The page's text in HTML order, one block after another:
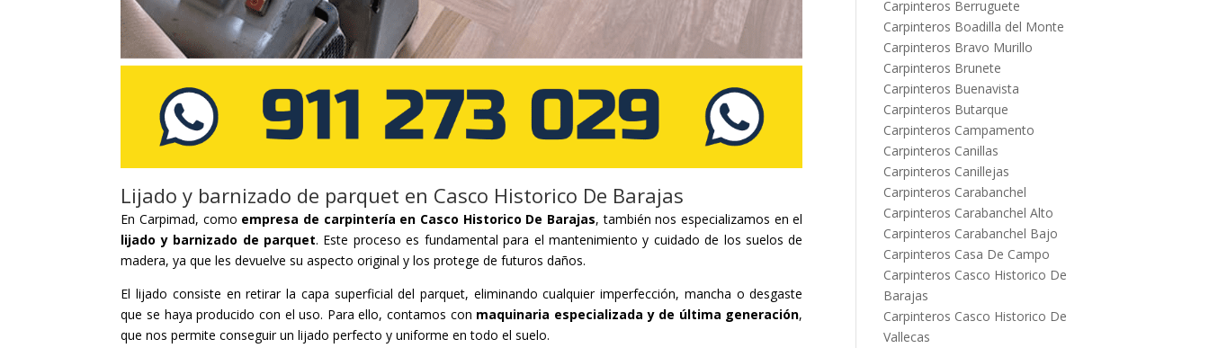
Lijado y barnizado de parquet en Casco Historico De Barajas
En Carpimad, como empresa de carpintería en Casco Historico De Barajas, también nos especializamos en el
lijado y barnizado de parquet. Este proceso es fundamental para el mantenimiento y cuidado de los suelos de
madera, ya que les devuelve su aspecto original y los protege de futuros daños.
El lijado consiste en retirar la capa superficial del parquet, eliminando cualquier imperfección, mancha o desgaste
que se haya producido con el uso. Para ello, contamos con maquinaria especializada y de última generación,
que nos permite conseguir un lijado perfecto y uniforme en todo el suelo.
Carpinteros Berruguete
Carpinteros Boadilla del Monte
Carpinteros Bravo Murillo
Carpinteros Brunete
Carpinteros Buenavista
Carpinteros Butarque
Carpinteros Campamento
Carpinteros Canillas
Carpinteros Canillejas
Carpinteros Carabanchel
Carpinteros Carabanchel Alto
Carpinteros Carabanchel Bajo
Carpinteros Casa De Campo
Carpinteros Casco Historico De
Barajas
Carpinteros Casco Historico De
Vallecas